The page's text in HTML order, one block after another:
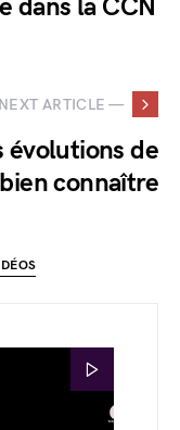
dans la CCN
NEXT ARTICLE —
évolutions de
connaître